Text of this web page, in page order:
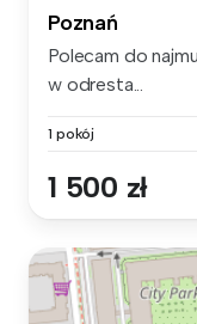
Poznań
Polecam do
w odresta...
1 pokój
1 500 zł